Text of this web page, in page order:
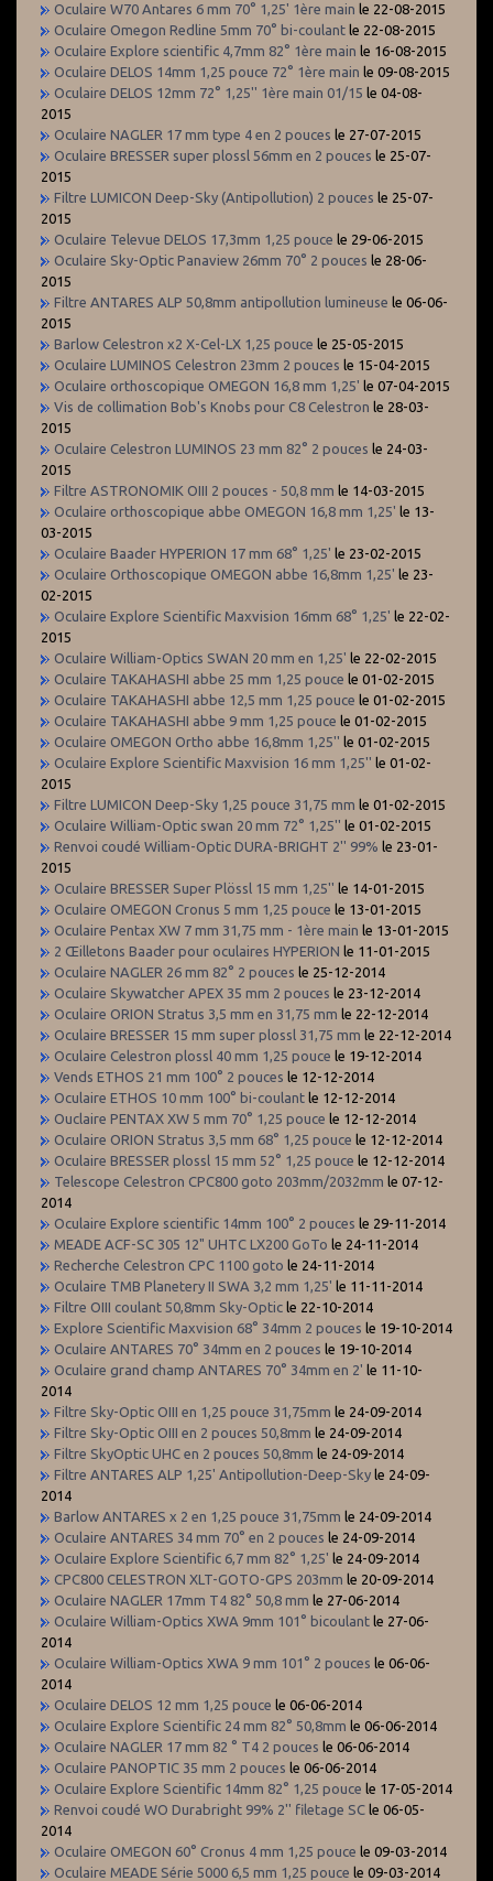
Oculaire W70 Antares 6 mm 70° 1,25' 1ère main le 22-08-2015
Oculaire Omegon Redline 5mm 70° bi-coulant le 22-08-2015
Oculaire Explore scientific 4,7mm 82° 1ère main le 16-08-2015
Oculaire DELOS 14mm 1,25 pouce 72° 1ère main le 09-08-2015
Oculaire DELOS 12mm 72° 1,25'' 1ère main 01/15 le 04-08-
2015
Oculaire NAGLER 17 mm type 4 en 2 pouces le 27-07-2015
Oculaire BRESSER super plossl 56mm en 2 pouces le 25-07-
2015
Filtre LUMICON Deep-Sky (Antipollution) 2 pouces le 25-07-
2015
Oculaire Televue DELOS 17,3mm 1,25 pouce le 29-06-2015
Oculaire Sky-Optic Panaview 26mm 70° 2 pouces le 28-06-
2015
Filtre ANTARES ALP 50,8mm antipollution lumineuse le 06-06-
2015
Barlow Celestron x2 X-Cel-LX 1,25 pouce le 25-05-2015
Oculaire LUMINOS Celestron 23mm 2 pouces le 15-04-2015
Oculaire orthoscopique OMEGON 16,8 mm 1,25' le 07-04-2015
Vis de collimation Bob's Knobs pour C8 Celestron le 28-03-
2015
Oculaire Celestron LUMINOS 23 mm 82° 2 pouces le 24-03-
2015
Filtre ASTRONOMIK OIII 2 pouces - 50,8 mm le 14-03-2015
Oculaire orthoscopique abbe OMEGON 16,8 mm 1,25' le 13-
03-2015
Oculaire Baader HYPERION 17 mm 68° 1,25' le 23-02-2015
Oculaire Orthoscopique OMEGON abbe 16,8mm 1,25' le 23-
02-2015
Oculaire Explore Scientific Maxvision 16mm 68° 1,25' le 22-02-
2015
Oculaire William-Optics SWAN 20 mm en 1,25' le 22-02-2015
Oculaire TAKAHASHI abbe 25 mm 1,25 pouce le 01-02-2015
Oculaire TAKAHASHI abbe 12,5 mm 1,25 pouce le 01-02-2015
Oculaire TAKAHASHI abbe 9 mm 1,25 pouce le 01-02-2015
Oculaire OMEGON Ortho abbe 16,8mm 1,25'' le 01-02-2015
Oculaire Explore Scientific Maxvision 16 mm 1,25'' le 01-02-
2015
Filtre LUMICON Deep-Sky 1,25 pouce 31,75 mm le 01-02-2015
Oculaire William-Optic swan 20 mm 72° 1,25'' le 01-02-2015
Renvoi coudé William-Optic DURA-BRIGHT 2'' 99% le 23-01-
2015
Oculaire BRESSER Super Plössl 15 mm 1,25'' le 14-01-2015
Oculaire OMEGON Cronus 5 mm 1,25 pouce le 13-01-2015
Oculaire Pentax XW 7 mm 31,75 mm - 1ère main le 13-01-2015
2 Œilletons Baader pour oculaires HYPERION le 11-01-2015
Oculaire NAGLER 26 mm 82° 2 pouces le 25-12-2014
Oculaire Skywatcher APEX 35 mm 2 pouces le 23-12-2014
Oculaire ORION Stratus 3,5 mm en 31,75 mm le 22-12-2014
Oculaire BRESSER 15 mm super plossl 31,75 mm le 22-12-2014
Oculaire Celestron plossl 40 mm 1,25 pouce le 19-12-2014
Vends ETHOS 21 mm 100° 2 pouces le 12-12-2014
Oculaire ETHOS 10 mm 100° bi-coulant le 12-12-2014
Ouclaire PENTAX XW 5 mm 70° 1,25 pouce le 12-12-2014
Oculaire ORION Stratus 3,5 mm 68° 1,25 pouce le 12-12-2014
Oculaire BRESSER plossl 15 mm 52° 1,25 pouce le 12-12-2014
Telescope Celestron CPC800 goto 203mm/2032mm le 07-12-
2014
Oculaire Explore scientific 14mm 100° 2 pouces le 29-11-2014
MEADE ACF-SC 305 12" UHTC LX200 GoTo le 24-11-2014
Recherche Celestron CPC 1100 goto le 24-11-2014
Oculaire TMB Planetery II SWA 3,2 mm 1,25' le 11-11-2014
Filtre OIII coulant 50,8mm Sky-Optic le 22-10-2014
Explore Scientific Maxvision 68° 34mm 2 pouces le 19-10-2014
Oculaire ANTARES 70° 34mm en 2 pouces le 19-10-2014
Oculaire grand champ ANTARES 70° 34mm en 2' le 11-10-
2014
Filtre Sky-Optic OIII en 1,25 pouce 31,75mm le 24-09-2014
Filtre Sky-Optic OIII en 2 pouces 50,8mm le 24-09-2014
Filtre SkyOptic UHC en 2 pouces 50,8mm le 24-09-2014
Filtre ANTARES ALP 1,25' Antipollution-Deep-Sky le 24-09-
2014
Barlow ANTARES x 2 en 1,25 pouce 31,75mm le 24-09-2014
Oculaire ANTARES 34 mm 70° en 2 pouces le 24-09-2014
Oculaire Explore Scientific 6,7 mm 82° 1,25' le 24-09-2014
CPC800 CELESTRON XLT-GOTO-GPS 203mm le 20-09-2014
Oculaire NAGLER 17mm T4 82° 50,8 mm le 27-06-2014
Oculaire William-Optics XWA 9mm 101° bicoulant le 27-06-
2014
Oculaire William-Optics XWA 9 mm 101° 2 pouces le 06-06-
2014
Oculaire DELOS 12 mm 1,25 pouce le 06-06-2014
Oculaire Explore Scientific 24 mm 82° 50,8mm le 06-06-2014
Oculaire NAGLER 17 mm 82 ° T4 2 pouces le 06-06-2014
Oculaire PANOPTIC 35 mm 2 pouces le 06-06-2014
Oculaire Explore Scientific 14mm 82° 1,25 pouce le 17-05-2014
Renvoi coudé WO Durabright 99% 2'' filetage SC le 06-05-
2014
Oculaire OMEGON 60° Cronus 4 mm 1,25 pouce le 09-03-2014
Oculaire MEADE Série 5000 6,5 mm 1,25 pouce le 09-03-2014